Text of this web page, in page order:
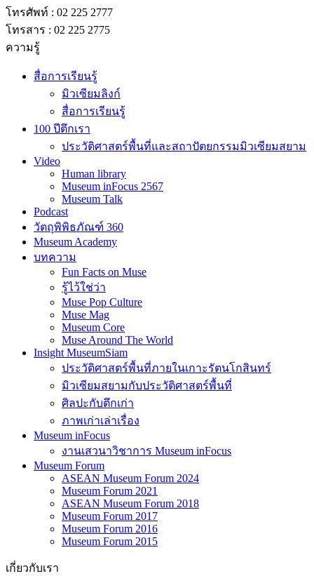
โทรศัพท์ : 02 225 2777
โทรสาร : 02 225 2775
ความรู้
สื่อการเรียนรู้
มิวเซียมลิงก์
สื่อการเรียนรู้
100 ปีตึกเรา
ประวัติศาสตร์พื้นที่และสถาปัตยกรรมมิวเซียมสยาม
Video
Human library
Museum inFocus 2567
Museum Talk
Podcast
วัตถุพิพิธภัณฑ์ 360
Museum Academy
บทความ
Fun Facts on Muse
รู้ไว้ใช่ว่า
Muse Pop Culture
Muse Mag
Museum Core
Muse Around The World
Insight MuseumSiam
ประวัติศาสตร์พื้นที่ภายในเกาะรัตนโกสินทร์
มิวเซียมสยามกับประวัติศาสตร์พื้นที่
ศิลปะกับตึกเก่า
ภาพเก่าเล่าเรื่อง
Museum inFocus
งานเสวนาวิชาการ Museum inFocus
Museum Forum
ASEAN Museum Forum 2024
Museum Forum 2021
ASEAN Museum Forum 2018
Museum Forum 2017
Museum Forum 2016
Museum Forum 2015
เกี่ยวกับเรา